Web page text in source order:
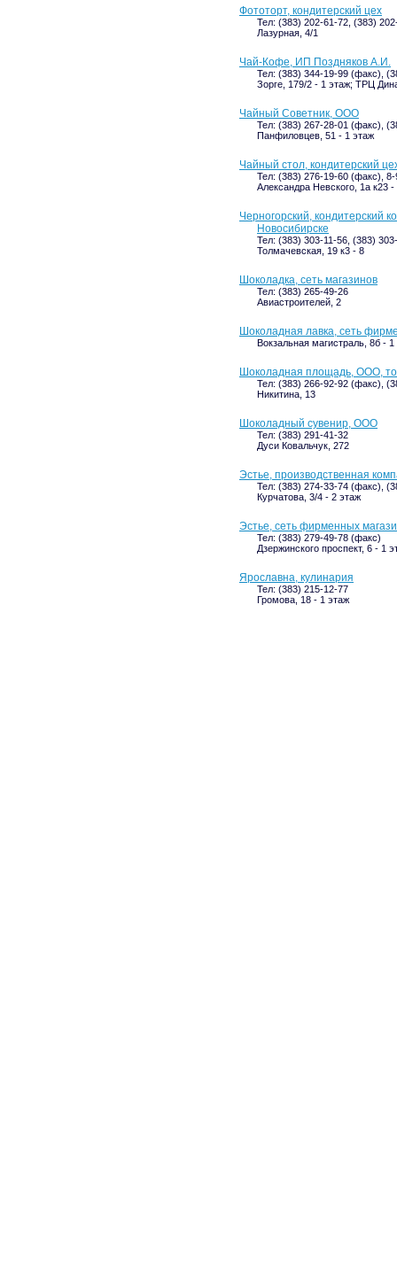
Фототорт, кондитерский цех
Тел: (383) 202-61-72, (383)
Лазурная, 4/1
Чай-Кофе, ИП Поздняков А.И.
Тел: (383) 344-19-99 (факс),
Зорге, 179/2 - 1 этаж; ТРЦ
Чайный Советник, ООО
Тел: (383) 267-28-01 (факс),
Панфиловцев, 51 - 1 этаж
Чайный стол, кондитерский
Тел: (383) 276-19-60 (факс),
Александра Невского, 1а к23 -
Черногорский, кондитерский
Новосибирске
Тел: (383) 303-11-56, (383)
Толмачевская, 19 к3 - 8
Шоколадка, сеть магазинов
Тел: (383) 265-49-26
Авиастроителей, 2
Шоколадная лавка, сеть
Вокзальная магистраль, 8б -
Шоколадная площадь, ООО,
Тел: (383) 266-92-92 (факс),
Никитина, 13
Шоколадный сувенир, ООО
Тел: (383) 291-41-32
Дуси Ковальчук, 272
Эстье, производственная
Тел: (383) 274-33-74 (факс),
Курчатова, 3/4 - 2 этаж
Эстье, сеть фирменных
Тел: (383) 279-49-78 (факс)
Дзержинского проспект, 6 - 1
Ярославна, кулинария
Тел: (383) 215-12-77
Громова, 18 - 1 этаж